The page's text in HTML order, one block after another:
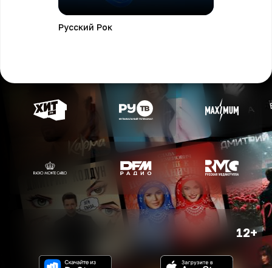
Русский Рок
12+